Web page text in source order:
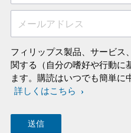
メールアドレス
フィリップス製品、サービス
関する（自分の嗜好や行動に
ます。購読はいつでも簡単に
詳しくはこちら